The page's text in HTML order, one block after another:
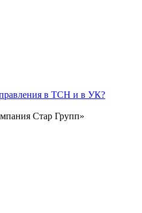
в ТСН и в УК?
Стар Групп»